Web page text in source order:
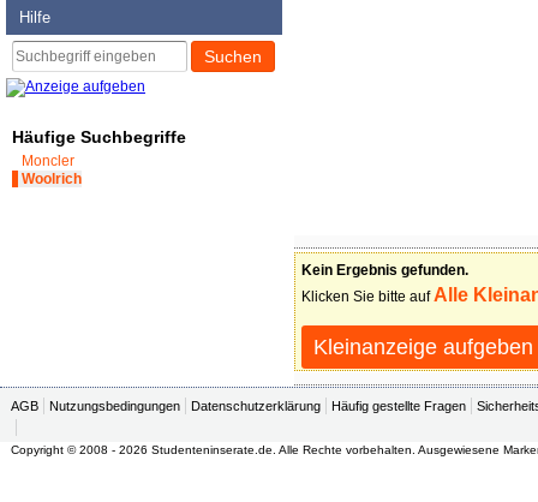
Hilfe
Suchen
Häufige Suchbegriffe
Moncler
Woolrich
Kein Ergebnis gefunden.
Klicken Sie bitte auf Alle
Kleinanzeige
AGB Nutzungsbedingungen Datenschutzerklärung Häufig gestellte Fragen
Copyright © 2008 - 2026 Studenteninserate.de. Alle Rechte vorbehalten. Ausgewiesene